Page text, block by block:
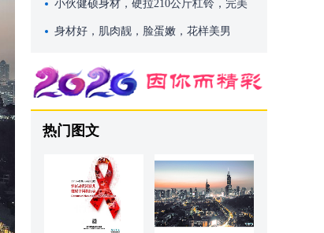
快速减肥
小伙健硕身材，硬拉210公斤杠铃，完美
身材却依然单身！
身材好，肌肉靓，脸蛋嫩，花样美男
热门图文